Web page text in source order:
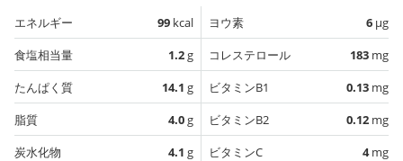
エネルギー 99 kcal
食塩相当量
1.2g
たんぱく質
14.1 g
脂質
4.0g
炭水化物
4.1 g
ヨウ素 6 µg
コレステロール
183 mg
ビタミンB1
0.13 mg
ビタミンB2
0.12 mg
ビタミンC
4mg